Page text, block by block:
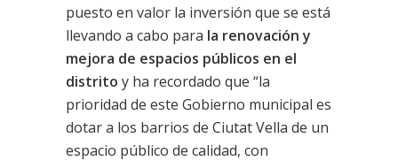
puesto en valor la inversión que se está
llevando a cabo para la renovación y
mejora de espacios públicos en el
distrito y ha recordado que “la
prioridad de este Gobierno municipal es
dotar a los barrios de Ciutat Vella de un
espacio público de calidad, con